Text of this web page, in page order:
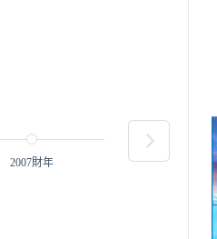
2007財年 2008財年